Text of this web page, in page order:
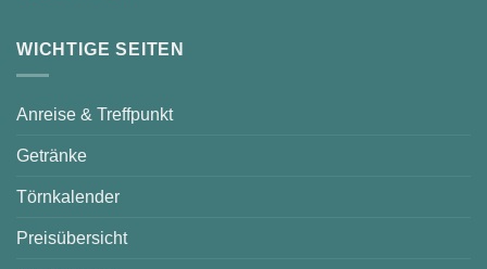
WICHTIGE SEITEN
Anreise & Treffpunkt
Getränke
Törnkalender
Preisübersicht